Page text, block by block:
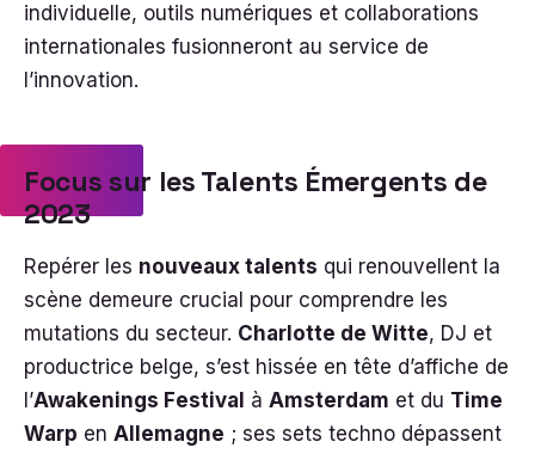
individuelle, outils numériques et collaborations
internationales fusionneront au service de
l’innovation.
Focus sur les Talents Émergents de
2023
Repérer les nouveaux talents qui renouvellent la
scène demeure crucial pour comprendre les
mutations du secteur. Charlotte de Witte, DJ et
productrice belge, s’est hissée en tête d’affiche de
l’Awakenings Festival à Amsterdam et du Time
Warp en Allemagne ; ses sets techno dépassent